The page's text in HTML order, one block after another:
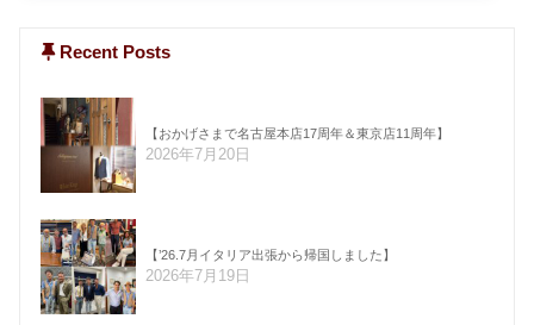
Recent Posts
【おかげさまで名古屋本店17周年＆東京店11周年】
2026年7月20日
【’26.7月イタリア出張から帰国しました】
2026年7月19日